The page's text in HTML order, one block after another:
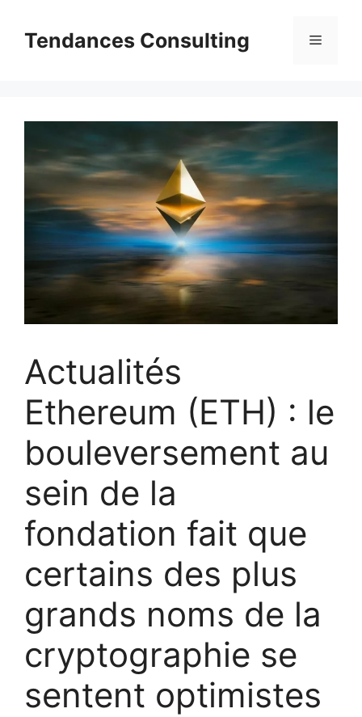
contenuTendances Consulting Menu
Actualités
Ethereum (ETH) : le
bouleversement au
sein de la
fondation fait que
certains des plus
grands noms de la
cryptographie se
sentent optimistes